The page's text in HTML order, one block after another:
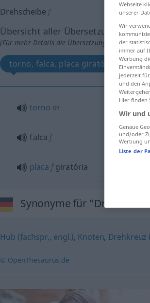
Drehscheibe f
Übersicht aller Übersetzungen
(Für mehr Details die Übersetzung anklicken/
torno, falca, placa giratória
torno m
falca f
placa fgiratória
Synonyme für
Hub (fachspr., engl.), Knoten, Drehkreuz
© OpenThesaurus.de
Webseite
unserer
Wir
der
immer auf
Werbung
jederzeit
und den
Hier finden
Wir und
Genaue
und/oder
Werbung
Liste der